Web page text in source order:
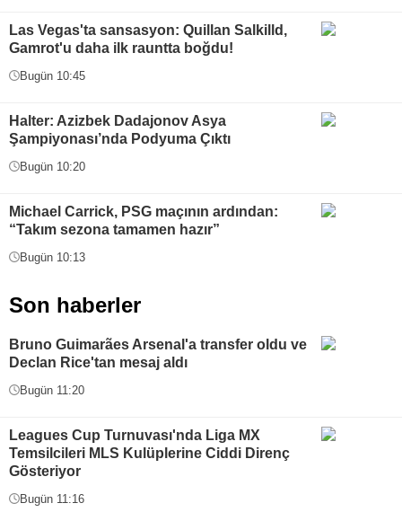
Las Vegas'ta sansasyon: Quillan Salkilld,
Gamrot'u daha ilk rauntta boğdu!
Bugün 10:45
Halter: Azizbek Dadajonov Asya
Şampiyonası’nda Podyuma Çıktı
Bugün 10:20
Michael Carrick, PSG maçının ardından:
“Takım sezona tamamen hazır”
Bugün 10:13
Son haberler
Bruno Guimarães Arsenal'a transfer oldu ve
Declan Rice'tan mesaj aldı
Bugün 11:20
Leagues Cup Turnuvası'nda Liga MX
Temsilcileri MLS Kulüplerine Ciddi Direnç
Gösteriyor
Bugün 11:16